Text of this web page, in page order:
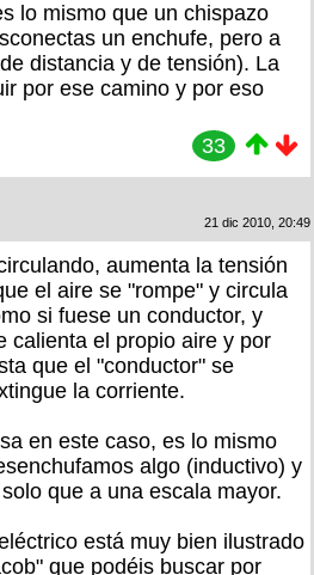
lo mismo que un chispazo
un enchufe, pero a
distancia y de tensión). La
por ese camino y por eso
33
21 dic 2010, 20:49
aumenta la tensión
el aire se "rompe" y circula
si fuese un conductor, y
calienta el propio aire y por
que el "conductor" se
la corriente.
en este caso, es lo mismo
algo (inductivo) y
que a una escala mayor.
está muy bien ilustrado
que podéis buscar por